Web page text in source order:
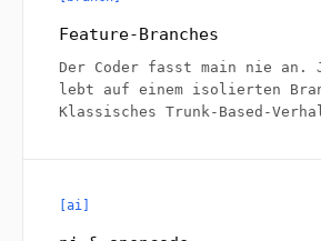
Feature-Branches
Der Coder fasst main nie an.
lebt auf einem isolierten
Klassisches Trunk-Based-
[ai]